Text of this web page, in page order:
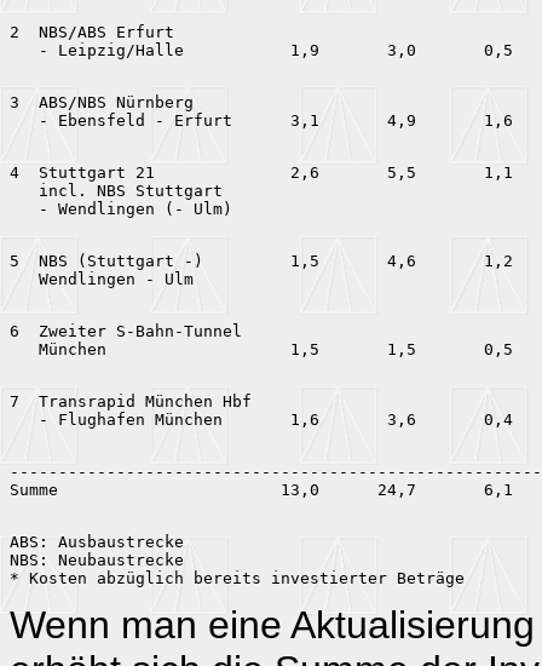
2  NBS/ABS Erfurt
3  ABS/NBS Nürnberg
4  Stuttgart 21              2,6       5,5       1,1
   incl. NBS Stuttgart
5  NBS (Stuttgart -)         1,5       4,6       1,2
6  Zweiter S-Bahn-Tunnel
7  Transrapid München Hbf
ABS: Ausbaustrecke
NBS: Neubaustrecke
* Kosten abzüglich bereits investierter Beträge
Wenn man eine